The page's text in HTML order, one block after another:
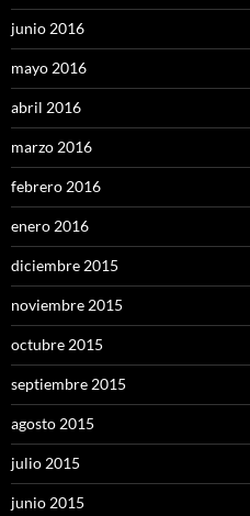
junio 2016
mayo 2016
abril 2016
marzo 2016
febrero 2016
enero 2016
diciembre 2015
noviembre 2015
octubre 2015
septiembre 2015
agosto 2015
julio 2015
junio 2015